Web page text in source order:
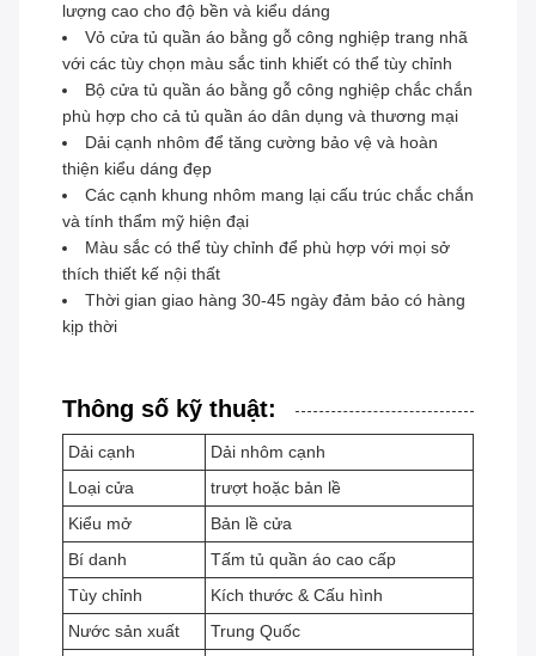
lượng cao cho độ bền và kiểu dáng
Vỏ cửa tủ quần áo bằng gỗ công nghiệp trang nhã
với các tùy chọn màu sắc tinh khiết có thể tùy chỉnh
Bộ cửa tủ quần áo bằng gỗ công nghiệp chắc chắn
phù hợp cho cả tủ quần áo dân dụng và thương mại
Dải cạnh nhôm để tăng cường bảo vệ và hoàn
thiện kiểu dáng đẹp
Các cạnh khung nhôm mang lại cấu trúc chắc chắn
và tính thẩm mỹ hiện đại
Màu sắc có thể tùy chỉnh để phù hợp với mọi sở
thích thiết kế nội thất
Thời gian giao hàng 30-45 ngày đảm bảo có hàng
kịp thời
Thông số kỹ thuật:
Dải cạnh
Dải nhôm cạnh
Loại cửa
trượt hoặc bản lề
Kiểu mở
Bản lề cửa
Bí danh
Tấm tủ quần áo cao cấp
Tùy chỉnh
Kích thước & Cấu hình
Nước sản xuất
Trung Quốc